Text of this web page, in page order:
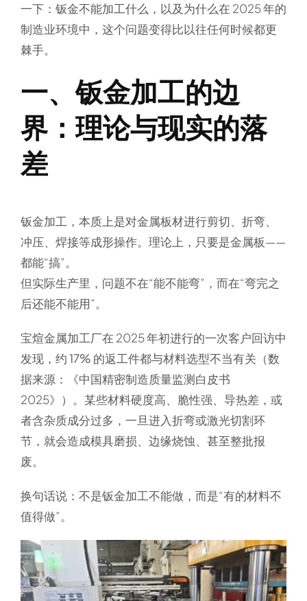
一下： 钣金不能加工什么 ，以及为什么在 2025 年的
制造业环境中，这个问题变得比以往任何时候都更
棘手。
一、钣金加工的边
界：理论与现实的落
差
钣金加工，本质上是对金属板材进行剪切、折弯、
冲压、焊接等成形操作。理论上，只要是金属板——
都能“搞”。
但实际生产里，问题不在“能不能弯”，而在“弯完之
后还能不能用”。
宝煊金属加工厂在 2025 年初进行的一次客户回访中
发现，约17% 的返工件都与材料选型不当有关（数
据来源：《中国精密制造质量监测白皮书
2025》）。某些材料硬度高、脆性强、导热差，或
者含杂质成分过多，一旦进入折弯或激光切割环
节，就会造成模具磨损、边缘烧蚀、甚至整批报
废。
换句话说：不是钣金加工不能做，而是“有的材料不
值得做”。